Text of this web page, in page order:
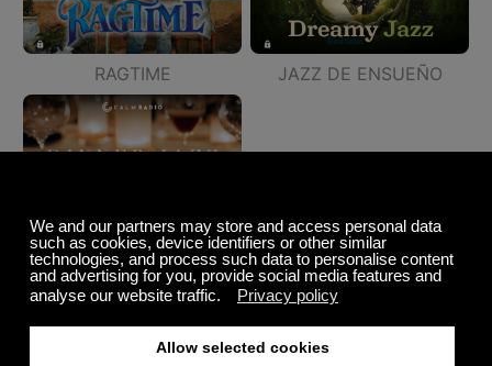
RAGTIME JAZZ DE ENSUEÑO
JAZZ DE CENA
Música del mundo